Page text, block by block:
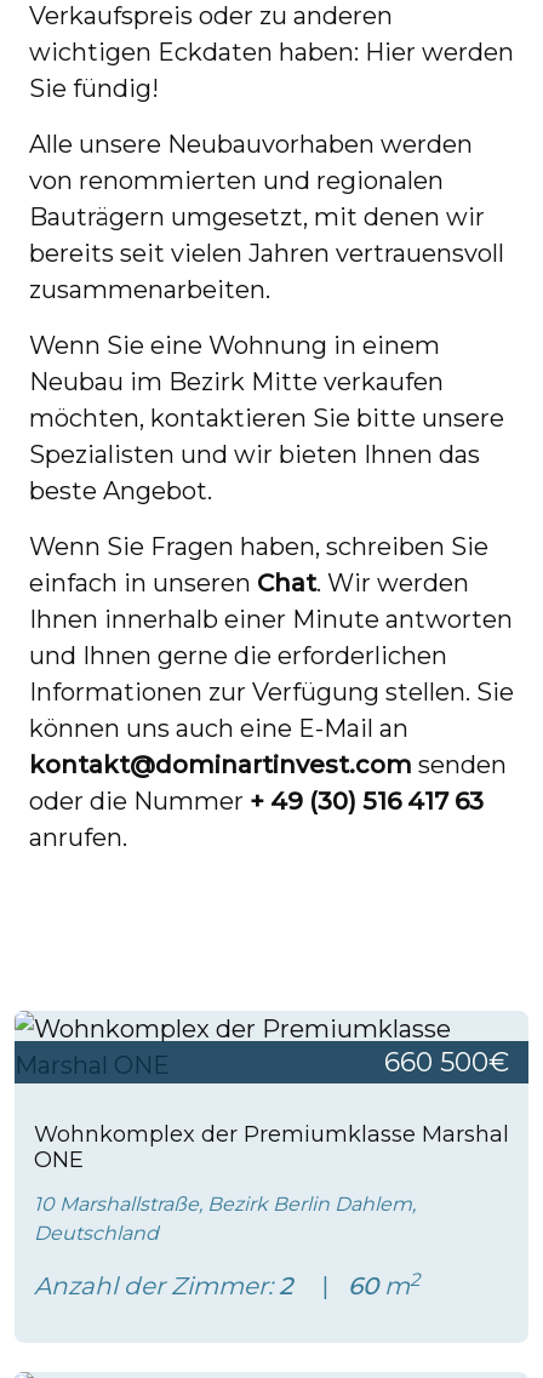
Verkaufspreis oder zu anderen
wichtigen Eckdaten haben: Hier werden
Sie fündig!
Alle unsere Neubauvorhaben werden
von renommierten und regionalen
Bauträgern umgesetzt, mit denen wir
bereits seit vielen Jahren vertrauensvoll
zusammenarbeiten.
Wenn Sie eine Wohnung in einem
Neubau im Bezirk Mitte verkaufen
möchten, kontaktieren Sie bitte unsere
Spezialisten und wir bieten Ihnen das
beste Angebot.
Wenn Sie Fragen haben, schreiben Sie
einfach in unseren Chat. Wir werden
Ihnen innerhalb einer Minute antworten
und Ihnen gerne die erforderlichen
Informationen zur Verfügung stellen. Sie
können uns auch eine E-Mail an
kontakt@dominartinvest.com senden
oder die Nummer + 49 (30) 516 417 63
anrufen.
660 500€
Wohnkomplex der Premiumklasse Marshal
ONE
10 Marshallstraße, Bezirk Berlin Dahlem,
Deutschland
Anzahl der Zimmer:2 60m2